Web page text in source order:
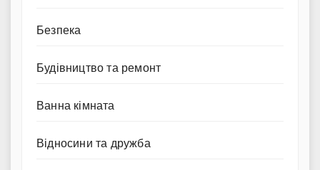
Безпека
Будівництво та ремонт
Ванна кімната
Відносини та дружба